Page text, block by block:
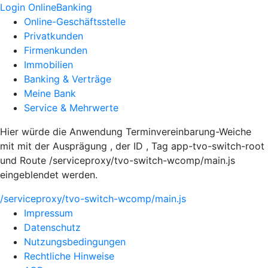
Login OnlineBanking
Online-Geschäftsstelle
Privatkunden
Firmenkunden
Immobilien
Banking & Verträge
Meine Bank
Service & Mehrwerte
Hier würde die Anwendung Terminvereinbarung-Weiche
mit mit der Ausprägung , der ID , Tag app-tvo-switch-root
und Route /serviceproxy/tvo-switch-wcomp/main.js
eingeblendet werden.
/serviceproxy/tvo-switch-wcomp/main.js
Impressum
Datenschutz
Nutzungsbedingungen
Rechtliche Hinweise